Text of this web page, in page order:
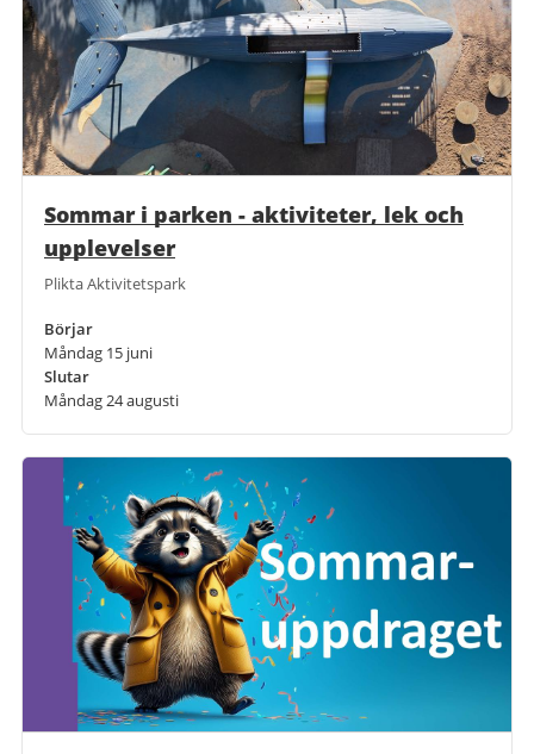
Sommar i parken - aktiviteter, lek och
upplevelser
Plikta Aktivitetspark
Börjar
Måndag 15 juni
Slutar
Måndag 24 augusti